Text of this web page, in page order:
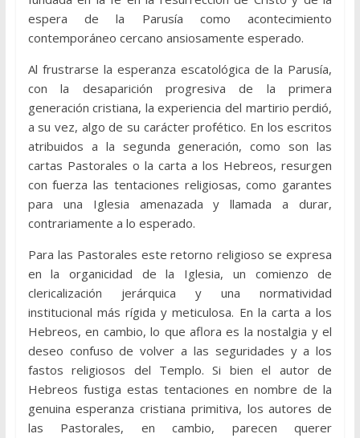
espera de la Parusía como acontecimiento
contemporáneo cercano ansiosamente esperado.
Al frustrarse la esperanza escatológica de la Parusía,
con la desaparición progresiva de la primera
generación cristiana, la experiencia del martirio perdió,
a su vez, algo de su carácter profético. En los escritos
atribuidos a la segunda generación, como son las
cartas Pastorales o la carta a los Hebreos, resurgen
con fuerza las tentaciones religiosas, como garantes
para una Iglesia amenazada y llamada a durar,
contrariamente a lo esperado.
Para las Pastorales este retorno religioso se expresa
en la organicidad de la Iglesia, un comienzo de
clericalización jerárquica y una normatividad
institucional más rígida y meticulosa. En la carta a los
Hebreos, en cambio, lo que aflora es la nostalgia y el
deseo confuso de volver a las seguridades y a los
fastos religiosos del Templo. Si bien el autor de
Hebreos fustiga estas tentaciones en nombre de la
genuina esperanza cristiana primitiva, los autores de
las Pastorales, en cambio, parecen querer